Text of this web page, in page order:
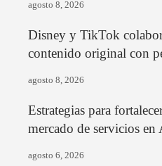
agosto 8, 2026
Disney y TikTok
contenido original con
agosto 8, 2026
Estrategias para
mercado de servicios en
agosto 6, 2026